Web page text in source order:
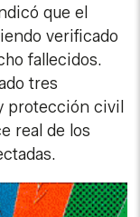
que el
verificado
fallecidos.
tres
protección civil
real de los